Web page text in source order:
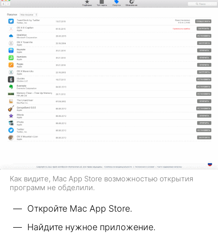
Как видите, Mac App Store возможностью открытия
программ не обделили.
Откройте Mac App Store.
Найдите нужное приложение.